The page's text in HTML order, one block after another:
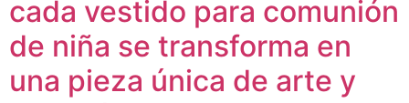
cada vestido para comunión
de niña se transforma en
una pieza única de arte y